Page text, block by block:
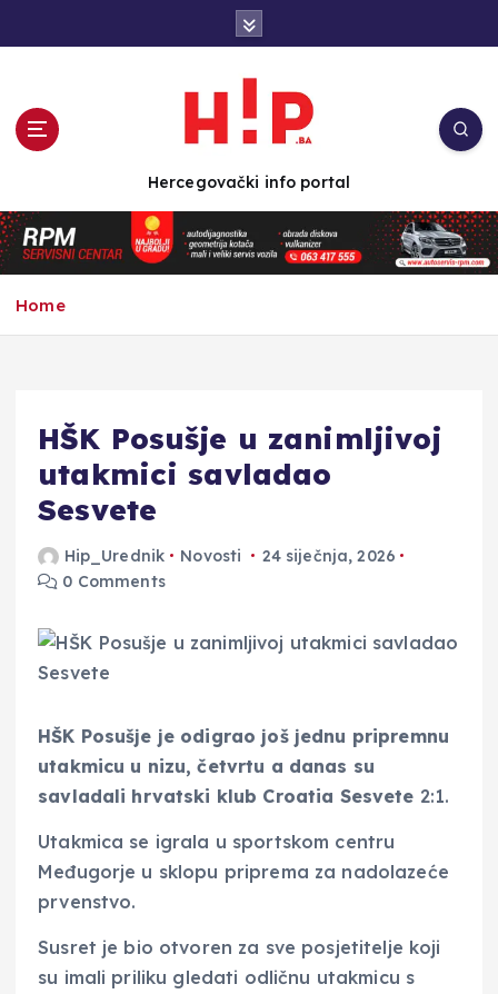
n
t
e
Hercegovački info portal
Home
HŠK Posušje u zanimljivoj
utakmici savladao
Sesvete
Hip_Urednik Novosti
24 siječnja, 2026
0 Comments
HŠK Posušje je odigrao još jednu pripremnu
utakmicu u nizu, četvrtu a danas su
savladali hrvatski klub Croatia Sesvete 2:1.
Utakmica se igrala u sportskom centru
Međugorje u sklopu priprema za nadolazeće
prvenstvo.
Susret je bio otvoren za sve posjetitelje koji
su imali priliku gledati odličnu utakmicu s